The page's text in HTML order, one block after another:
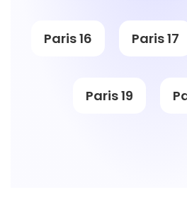
Paris 16 Paris 17
Paris 19